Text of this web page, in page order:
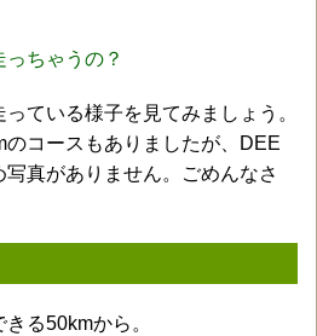
ちゃうの？
ている様子を見てみましょう。
コースもありましたが、DEE
真がありません。ごめんなさ
る50kmから。